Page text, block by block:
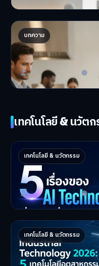
บทความ
โปรตีนจิ้งหรีด: อนาค
โลก?
โปรตีนจิ้งหรีด: ก้าวสำ…
Master Bussiness
เทคโนโลยี & นวัต
เทคโนโลยี & นวัตกรรม
5 เรื่องของ AI
ในปี 2026
5 AI Technology ที่กำล…
Master Bussiness 2
เทคโนโลยี & นวัตกรรม
Industrial 2026 :
ธุรกิจต้องจับตา
Industrial Technology …